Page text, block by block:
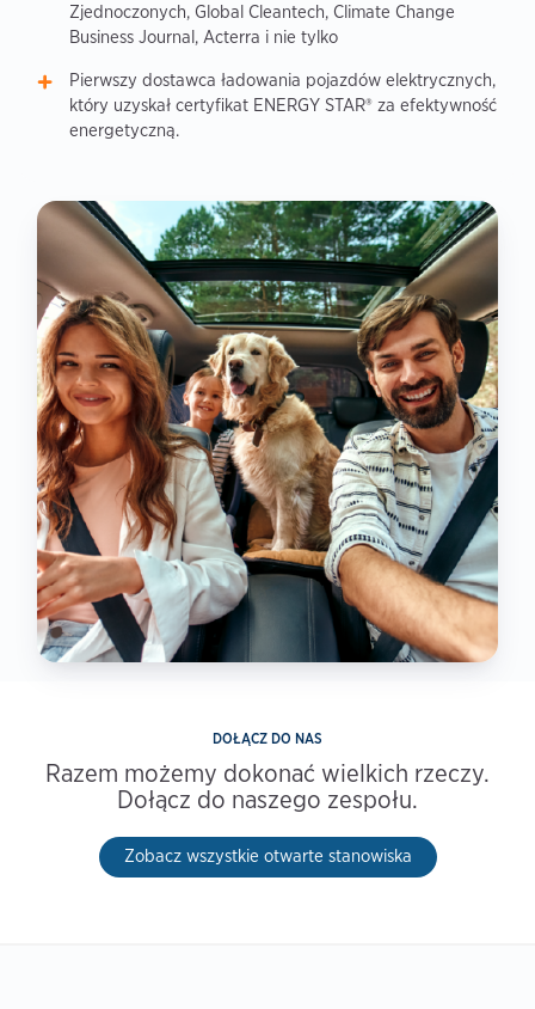
Zjednoczonych, Global Cleantech, Climate Change
Business Journal, Acterra i nie tylko
Pierwszy dostawca ładowania pojazdów elektrycznych,
który uzyskał certyfikat ENERGY STAR® za efektywność
energetyczną.
DOŁĄCZ DO NAS
Razem możemy dokonać wielkich rzeczy.
Dołącz do naszego zespołu.
Zobacz wszystkie otwarte stanowiska